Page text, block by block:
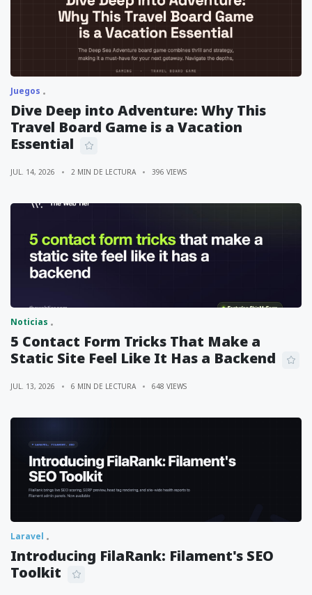
Juegos
Dive Deep into Adventure: Why This
Travel Board Game is a Vacation
Essential
JUL. 14, 2026 2 MIN DE LECTURA 396 VIEWS
Noticias
5 Contact Form Tricks That Make a
Static Site Feel Like It Has a Backend
JUL. 13, 2026 6 MIN DE LECTURA 648 VIEWS
Laravel
Introducing FilaRank: Filament's SEO
Toolkit